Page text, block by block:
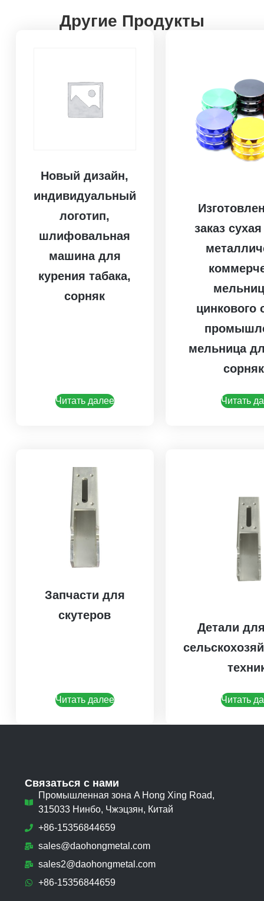
Другие Продукты
Новый дизайн,
индивидуальный
логотип,
шлифовальная
машина для
курения табака,
сорняк
Читать далее
заказ
цинкового
мельница
Читать
Запчасти для
скутеров
Читать далее
Детали
Читать
Связаться с нами
Промышленная зона A Hong Xing Road,
315033 Нинбо, Чжэцзян, Китай
+86-15356844659
sales@daohongmetal.com
sales2@daohongmetal.com
+86-15356844659